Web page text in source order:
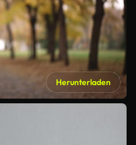
Herunterladen